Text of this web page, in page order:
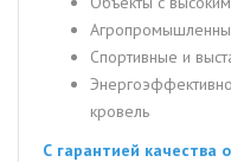
Спортивные и
кровель
С гарантией качества